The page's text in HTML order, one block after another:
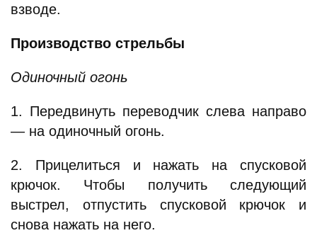
взводе.
Производство стрельбы
Одиночный огонь
1. Передвинуть переводчик слева направо
— на одиночный огонь.
2. Прицелиться и нажать на спусковой
крючок. Чтобы получить следующий
выстрел, отпустить спусковой крючок и
снова нажать на него.